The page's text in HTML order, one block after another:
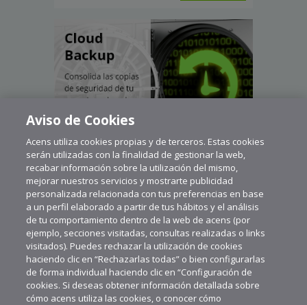
Aviso de Cookies
Acens utiliza cookies propias y de terceros. Estas cookies
serán utilizadas con la finalidad de gestionar la web,
recabar información sobre la utilización del mismo,
mejorar nuestros servicios y mostrarte publicidad
personalizada relacionada con tus preferencias en base
a un perfil elaborado a partir de tus hábitos y el análisis
de tu comportamiento dentro de la web de acens (por
ejemplo, secciones visitadas, consultas realizadas o links
visitados). Puedes rechazar la utilización de cookies
haciendo clic en “Rechazarlas todas” o bien configurarlas
de forma individual haciendo clic en “Configuración de
cookies. Si deseas obtener información detallada sobre
cómo acens utiliza las cookies, o conocer cómo